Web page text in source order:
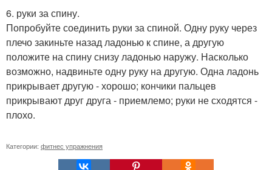
6. руки за спину.
Попробуйте соединить руки за спиной. Одну руку через
плечо закиньте назад ладонью к спине, а другую
положите на спину снизу ладонью наружу. Насколько
возможно, надвиньте одну руку на другую. Одна ладонь
прикрывает другую - хорошо; кончики пальцев
прикрывают друг друга - приемлемо; руки не сходятся -
плохо.
Категории: фитнес упражнения